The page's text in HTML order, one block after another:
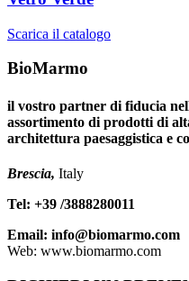
Scarica il catalogo
BioMarmo
il vostro partner di fiducia
assortimento di prodotti di
architettura paesaggistica e
Brescia, Italy
Tel: +39 /3888280011
Email: info@biomarmo.com
Web: www.biomarmo.com